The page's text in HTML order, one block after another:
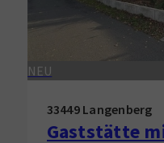
NEU
33449 Langenberg